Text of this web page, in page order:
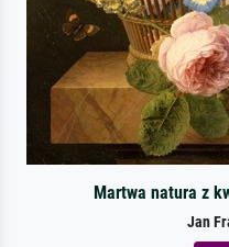
Martwa natura z
Jan